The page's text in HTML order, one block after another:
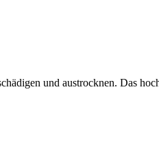
und austrocknen. Das